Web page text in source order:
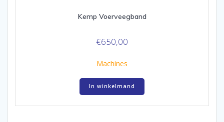
Kemp Voerveegband
€650,00
Machines
In winkelmand